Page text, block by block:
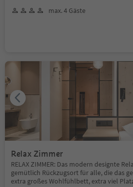
max. 4 Gäste
Relax Zimmer
RELAX ZIMMER: Das modern designte
gemütlich Rückzugsort für alle, die das
extra großes Wohlfühlbett, extra viel